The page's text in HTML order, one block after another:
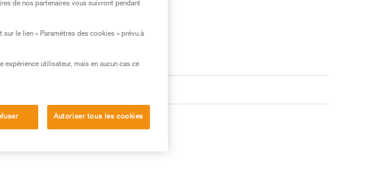
de nos partenaires vous suivront pendant
le lien « Paramètres des cookies » prévu à
utilisateur, mais en aucun cas ce
Autoriser tous les cookies